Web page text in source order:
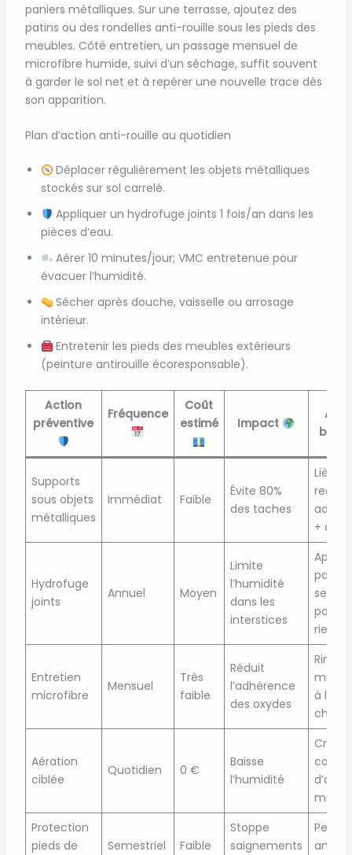
paniers métalliques. Sur une terrasse, ajoutez des
patins ou des rondelles anti-rouille sous les pieds des
meubles. Côté entretien, un passage mensuel de
microfibre humide, suivi d’un séchage, suffit souvent
à garder le sol net et à repérer une nouvelle trace dès
son apparition.
Plan d’action anti-rouille au quotidien
Déplacer régulièrement les objets métalliques
stockés sur sol carrelé.
Appliquer un hydrofuge joints 1 fois/an dans les
pièces d’eau.
Aérer 10 minutes/jour; VMC entretenue pour
évacuer l’humidité.
Sécher après douche, vaisselle ou arrosage
intérieur.
Entretenir les pieds des meubles extérieurs
(peinture antirouille écoresponsable).
Action
préventive
Fréquence
Coût
estimé
Impact
Supports
sous objets
métalliques
Immédiat Faible
Évite 80%
des taches
Liège
+
Hydrofuge
joints
Annuel Moyen
Limite
l’humidité
dans les
interstices
par
pour
rien
Entretien
microfibre
Mensuel
Très
faible
Réduit
l’adhérence
des oxydes
Rincer
à l’eau
Aération
ciblée
Quotidien 0 €
Baisse
l’humidité
Créer
d’air
min
Protection
pieds de
Semestriel Faible
Stoppe
saignements